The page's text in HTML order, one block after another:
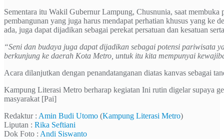
Sementara itu Wakil Gubernur Lampung, Chusnunia, saat membuka
pembangunan yang juga harus mendapat perhatian khusus yang ke
ada, juga dapat dijadikan sebagai perekat persatuan dan kesatuan
“Seni dan budaya juga dapat dijadikan sebagai potensi pariwisata
berkunjung ke daerah Kota Metro, untuk itu kita mempunyai
Acara dilanjutkan dengan penandatanganan diatas kanvas sebagai
Kampung Literasi Metro berharap kegiatan Ini rutin digelar supaya
masyarakat [Pai]
Redaktur : Amin Budi Utomo (Kampung Literasi Metro)
Liputan : Rika Seftiani
Dok Foto : Andi Siswanto